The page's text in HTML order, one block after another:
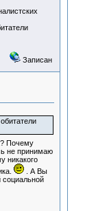
Записан
Почему
не принимаю
никакого
. А Вы
социальной